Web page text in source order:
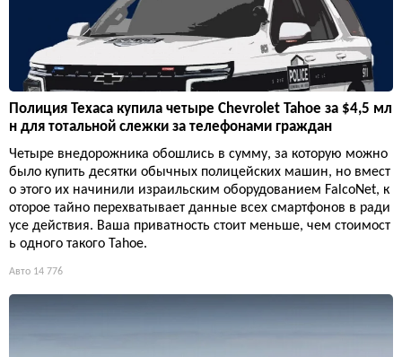
Полиция Техаса купила четыре Chevrolet Tahoe за $4,5 мл
н для тотальной слежки за телефонами граждан
Четыре внедорожника обошлись в сумму, за которую можно
было купить десятки обычных полицейских машин, но вмест
о этого их начинили израильским оборудованием FalcoNet, к
оторое тайно перехватывает данные всех смартфонов в ради
усе действия. Ваша приватность стоит меньше, чем стоимост
ь одного такого Tahoe.
Авто 14 776